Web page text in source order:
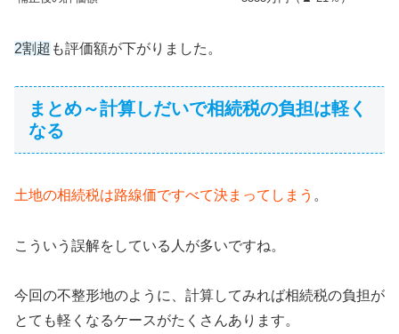
2割超 も評価額が下がりました。
まとめ～計算しだいで相続税の負担は軽く
なる
土地の相続税は路線価ですべて決まってしまう 。
こういう誤解をしている人が多いですね。
今回の不整形地のように、計算してみれば相続税の負担が
とても軽くなるケースがたくさんあります。